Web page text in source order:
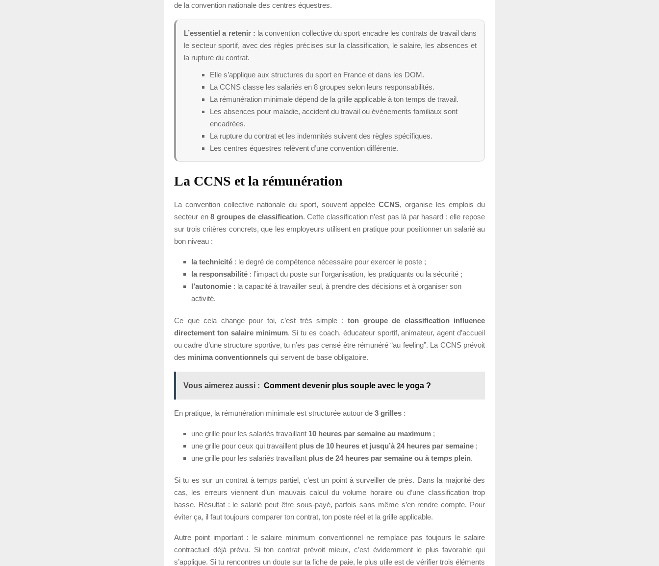
de la convention nationale des centres équestres.
L’essentiel a retenir : la convention collective du sport encadre les contrats de travail dans
le secteur sportif, avec des règles précises sur la classification, le salaire, les absences et
la rupture du contrat.
Elle s’applique aux structures du sport en France et dans les DOM.
La CCNS classe les salariés en 8 groupes selon leurs responsabilités.
La rémunération minimale dépend de la grille applicable à ton temps de travail.
Les absences pour maladie, accident du travail ou événements familiaux sont
encadrées.
La rupture du contrat et les indemnités suivent des règles spécifiques.
Les centres équestres relèvent d’une convention différente.
La CCNS et la rémunération
La convention collective nationale du sport, souvent appeléeCCNS, organise les emplois du
secteur en8 groupes de classification. Cette classification n’est pas là par hasard : elle repose
sur trois critères concrets, que les employeurs utilisent en pratique pour positionner un salarié au
bon niveau :
la technicité : le degré de compétence nécessaire pour exercer le poste ;
la responsabilité : l’impact du poste sur l’organisation, les pratiquants ou la sécurité ;
l’autonomie : la capacité à travailler seul, à prendre des décisions et à organiser son
activité.
Ce que cela change pour toi, c’est très simple : ton groupe de classification influence
directement ton salaire minimum. Si tu es coach, éducateur sportif, animateur, agent d’accueil
ou cadre d’une structure sportive, tu n’es pas censé être rémunéré “au feeling”. La CCNS prévoit
des minima conventionnels qui servent de base obligatoire.
Vous aimerez aussi : Comment devenir plus souple avec le yoga ?
En pratique, la rémunération minimale est structurée autour de 3 grilles :
une grille pour les salariés travaillant 10 heures par semaine au maximum ;
une grille pour ceux qui travaillent plus de 10 heures et jusqu’à 24 heures par semaine ;
une grille pour les salariés travaillant plus de 24 heures par semaine ou à temps plein.
Si tu es sur un contrat à temps partiel, c’est un point à surveiller de près. Dans la majorité des
cas, les erreurs viennent d’un mauvais calcul du volume horaire ou d’une classification trop
basse. Résultat : le salarié peut être sous-payé, parfois sans même s’en rendre compte. Pour
éviter ça, il faut toujours comparer ton contrat, ton poste réel et la grille applicable.
Autre point important : le salaire minimum conventionnel ne remplace pas toujours le salaire
contractuel déjà prévu. Si ton contrat prévoit mieux, c’est évidemment le plus favorable qui
s’applique. Si tu rencontres un doute sur ta fiche de paie, le plus utile est de vérifier trois éléments